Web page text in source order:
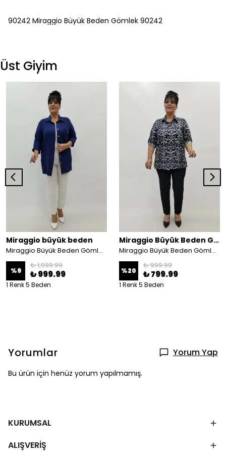
90242 Miraggio Büyük Beden Gömlek 90242
Üst Giyim
Miraggio büyük beden
Miraggio Büyük Beden Gömlek 99979 LACİVERT
%9
₺ 1,099.99
₺ 999.99
1 Renk 5 Beden
Miraggio Büyük Beden Gömlek
Miraggio Büyük Beden Gömlek 99695 GRİ
%20
₺ 999.99
₺ 799.99
1 Renk 5 Beden
Yorumlar Yorum Yap
Bu ürün için henüz yorum yapılmamış.
KURUMSAL
ALIŞVERİŞ